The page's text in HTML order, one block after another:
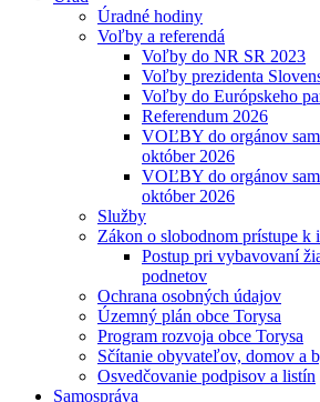
Úradné hodiny
Voľby a referendá
Voľby do NR SR 2023
Voľby prezidenta
Voľby do Európskeho
Referendum 2026
VOĽBY do orgánov
október 2026
VOĽBY do orgánov
október 2026
Služby
Zákon o slobodnom prístupe k
Postup pri vybavovaní
podnetov
Ochrana osobných údajov
Územný plán obce Torysa
Program rozvoja obce Torysa
Sčítanie obyvateľov, domov a
Osvedčovanie podpisov a listín
Samospráva